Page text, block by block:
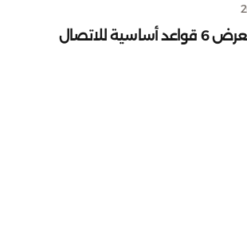
جواهر النقبي تستعرض 6 قواعد أساسية للاتصال